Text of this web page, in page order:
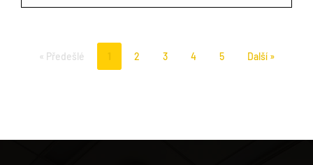
« Předešlé 2 3 4 5 Další »